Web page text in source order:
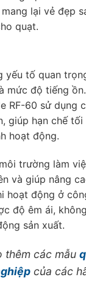
lại vẻ đẹp
quạt.
yếu tố quan
mức độ tiếng
RF-60 sử dụng
giúp hạn chế tối
hoạt động.
trường làm
và giúp nâng
hoạt động ở
độ êm ái,
sản xuất.
thêm các mẫu
của các